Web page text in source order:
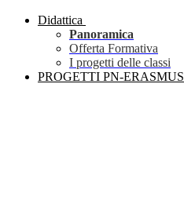
Didattica
Panoramica
Offerta Formativa
I progetti delle classi
PROGETTI PN-ERASMUS